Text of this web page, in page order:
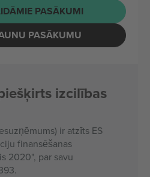
PASĀKUMI
PASĀKUMU
izcilības
ir atzīts ES
finansēšanas
2020", par savu